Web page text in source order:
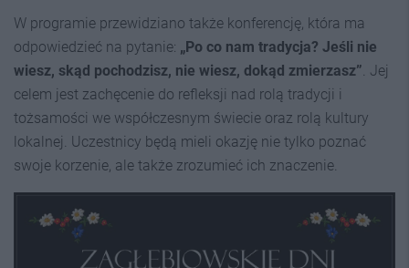
W programie przewidziano także konferencję, która ma
odpowiedzieć na pytanie: „Po co nam tradycja? Jeśli nie
wiesz, skąd pochodzisz, nie wiesz, dokąd zmierzasz”. Jej
celem jest zachęcenie do refleksji nad rolą tradycji i
tożsamości we współczesnym świecie oraz rolą kultury
lokalnej. Uczestnicy będą mieli okazję nie tylko poznać
swoje korzenie, ale także zrozumieć ich znaczenie.